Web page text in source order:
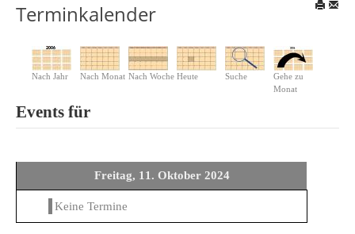
Terminkalender
Nach Jahr Nach Monat Nach Woche Heute Suche
Gehe zu
Monat
Events für
Freitag, 11. Oktober 2024
Keine Termine